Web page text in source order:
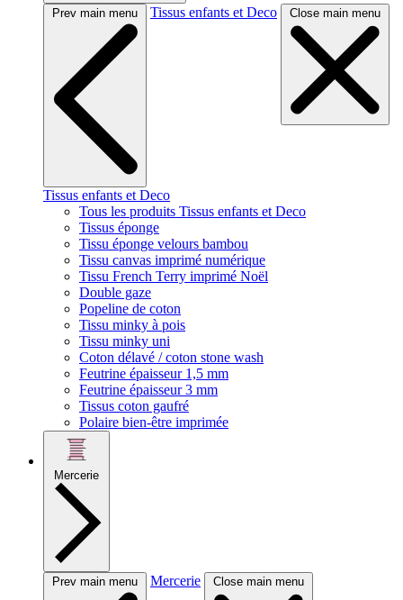
Prev main menu Tissus enfants et Deco Close main menu
Tissus enfants et Deco
Tous les produits Tissus enfants et Deco
Tissus éponge
Tissu éponge velours bambou
Tissu canvas imprimé numérique
Tissu French Terry imprimé Noël
Double gaze
Popeline de coton
Tissu minky à pois
Tissu minky uni
Coton délavé / coton stone wash
Feutrine épaisseur 1,5 mm
Feutrine épaisseur 3 mm
Tissus coton gaufré
Polaire bien-être imprimée
Mercerie
Prev main menu Mercerie Close main menu